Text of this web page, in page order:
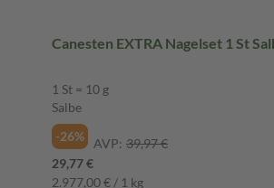
Canesten EXTRA Nagelset 1 St
1 St = 10 g
Salbe
-26%
AVP: 39,97 €
29,77 €
2.977,00 € / 1 kg